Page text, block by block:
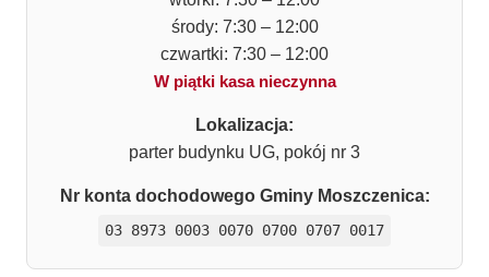
środy: 7:30 – 12:00
czwartki: 7:30 – 12:00
W piątki kasa nieczynna
Lokalizacja:
parter budynku UG, pokój nr 3
Nr konta dochodowego Gminy Moszczenica:
03 8973 0003 0070 0700 0707 0017